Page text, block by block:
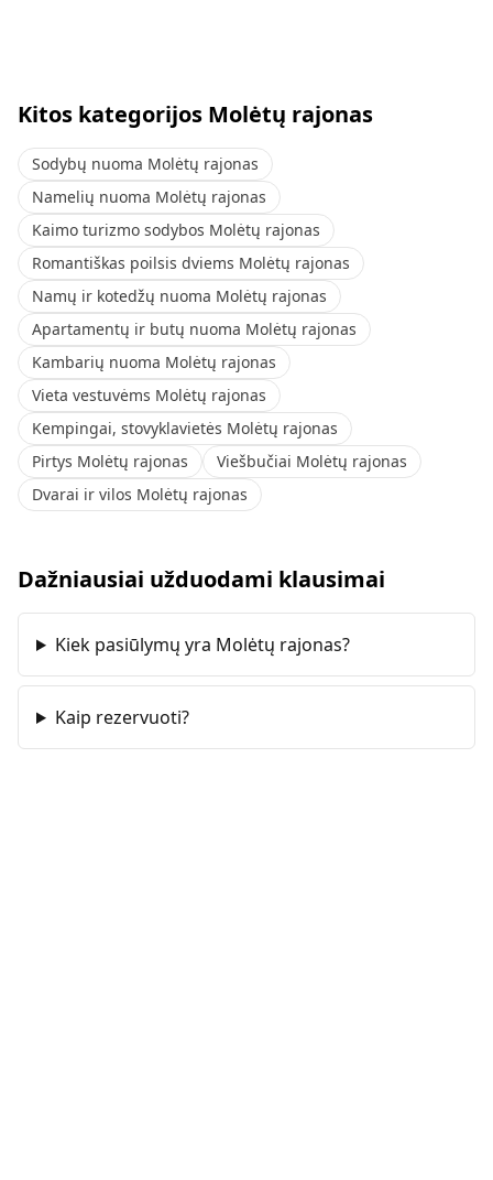
Kitos kategorijos Molėtų rajonas
Sodybų nuoma Molėtų rajonas
Namelių nuoma Molėtų rajonas
Kaimo turizmo sodybos Molėtų rajonas
Romantiškas poilsis dviems Molėtų rajonas
Namų ir kotedžų nuoma Molėtų rajonas
Apartamentų ir butų nuoma Molėtų rajonas
Kambarių nuoma Molėtų rajonas
Vieta vestuvėms Molėtų rajonas
Kempingai, stovyklavietės Molėtų rajonas
Pirtys Molėtų rajonas
Viešbučiai Molėtų rajonas
Dvarai ir vilos Molėtų rajonas
Dažniausiai užduodami klausimai
Kiek pasiūlymų yra Molėtų rajonas?
Kaip rezervuoti?